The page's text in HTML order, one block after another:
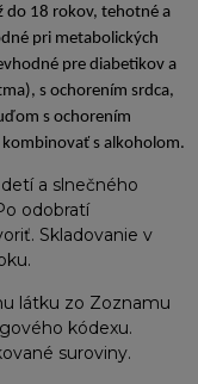
do 18 rokov, tehotné a
pri metabolických
pre diabetikov a
s ochorením srdca,
s ochorením
s alkoholom.
a slnečného
odobratí
Skladovanie v
látku zo Zoznamu
kódexu.
suroviny.